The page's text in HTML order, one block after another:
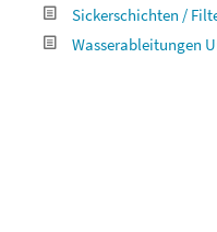
Sickerschichten /
Wasserableitungen